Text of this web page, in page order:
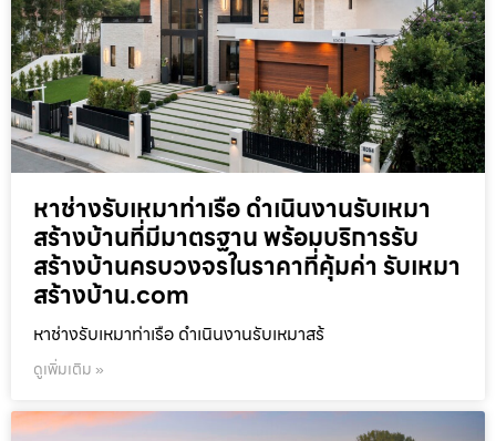
หาช่างรับเหมาท่าเรือ ดำเนินงานรับเหมา
สร้างบ้านที่มีมาตรฐาน พร้อมบริการรับ
สร้างบ้านครบวงจรในราคาที่คุ้มค่า รับเหมา
สร้างบ้าน.com
หาช่างรับเหมาท่าเรือ ดำเนินงานรับเหมาสร้
ดูเพิ่มเติม »